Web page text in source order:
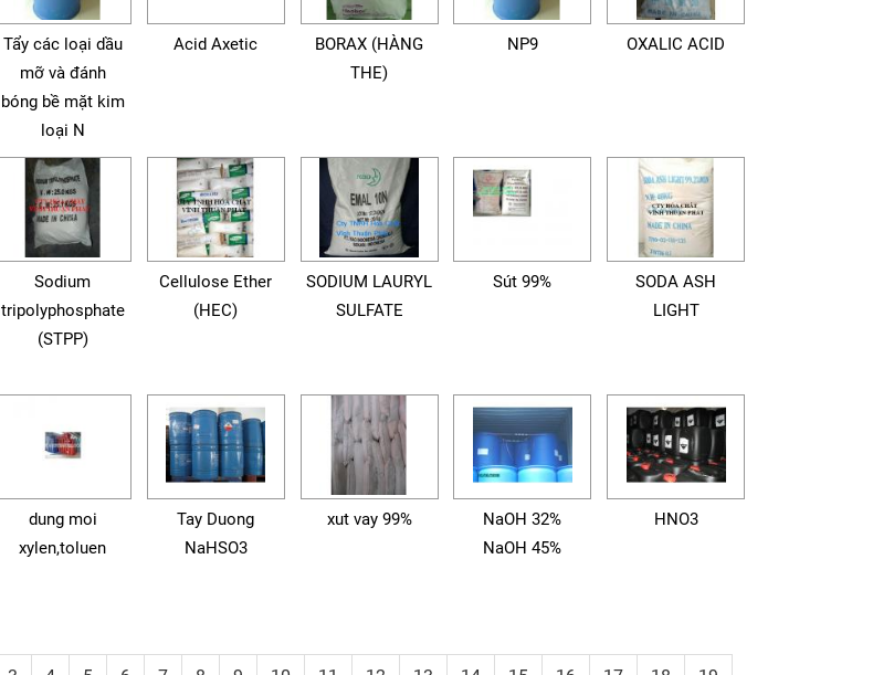
Tẩy các loại dầu
mỡ và đánh
bóng bề mặt kim
loại N
Acid Axetic
BORAX (HÀNG
THE)
NP9 OXALIC ACID
Sodium
tripolyphosphate
(STPP)
Cellulose Ether
(HEC)
SODIUM LAURYL
SULFATE
Sút 99%
SODA ASH
LIGHT
dung moi
xylen,toluen
Tay Duong
NaHSO3
xut vay 99%
NaOH 32%
NaOH 45%
HNO3